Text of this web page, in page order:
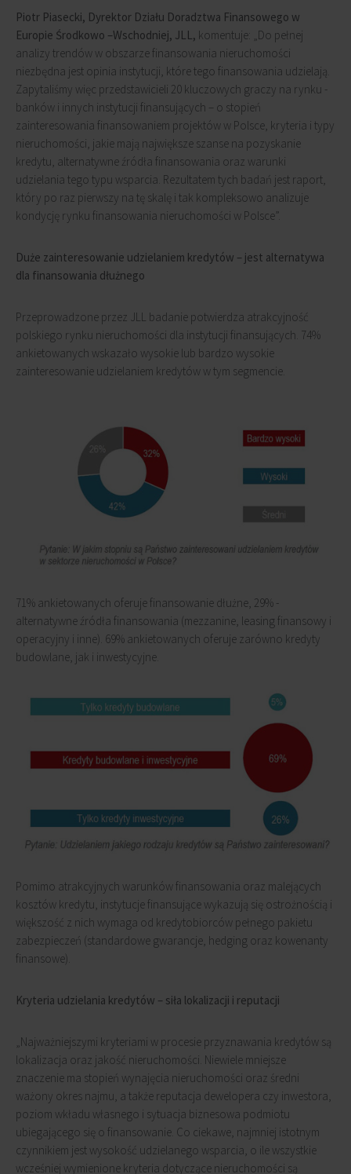
Piotr Piasecki, Dyrektor Działu Doradztwa Finansowego w
Europie Środkowo –Wschodniej, JLL, komentuje: „Do pełnej
analizy trendów w obszarze finansowania nieruchomości
niezbędna jest opinia instytucji, które tego finansowania udzielają.
Zapytaliśmy więc przedstawicieli 20 kluczowych graczy na rynku -
banków i innych instytucji finansujących – o stopień
zainteresowania finansowaniem projektów w Polsce, kryteria i typy
nieruchomości, jakie mają największe szanse na pozyskanie
kredytu, alternatywne źródła finansowania oraz warunki
udzielania tego typu wsparcia. Rezultatem tych badań jest raport,
który po raz pierwszy na tę skalę i tak kompleksowo analizuje
kondycję rynku finansowania nieruchomości w Polsce”.
Duże zainteresowanie udzielaniem kredytów – jest alternatywa
dla finansowania dłużnego
Przeprowadzone przez JLL badanie potwierdza atrakcyjność
polskiego rynku nieruchomości dla instytucji finansujących. 74%
ankietowanych wskazało wysokie lub bardzo wysokie
zainteresowanie udzielaniem kredytów w tym segmencie.
71% ankietowanych oferuje finansowanie dłużne, 29% -
alternatywne źródła finansowania (mezzanine, leasing finansowy i
operacyjny i inne). 69% ankietowanych oferuje zarówno kredyty
budowlane, jak i inwestycyjne.
Pomimo atrakcyjnych warunków finansowania oraz malejących
kosztów kredytu, instytucje finansujące wykazują się ostrożnością i
większość z nich wymaga od kredytobiorców pełnego pakietu
zabezpieczeń (standardowe gwarancje, hedging oraz kowenanty
finansowe).
Kryteria udzielania kredytów – siła lokalizacji i reputacji
„Najważniejszymi kryteriami w procesie przyznawania kredytów są
lokalizacja oraz jakość nieruchomości. Niewiele mniejsze
znaczenie ma stopień wynajęcia nieruchomości oraz średni
ważony okres najmu, a także reputacja dewelopera czy inwestora,
poziom wkładu własnego i sytuacja biznesowa podmiotu
ubiegającego się o finansowanie. Co ciekawe, najmniej istotnym
czynnikiem jest wysokość udzielanego wsparcia, o ile wszystkie
wcześniej wymienione kryteria dotyczące nieruchomości są